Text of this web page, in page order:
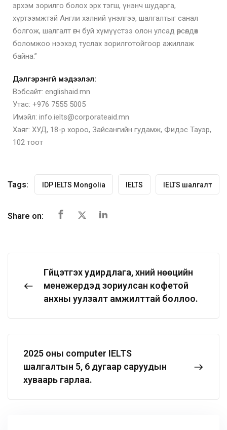
эрхэм зорилго болох эрх тэгш, үнэнч шударга,
хүртээмжтэй Англи хэлний үнэлгээ, шалгалтыг санал
болгож, шалгалт өгч буй хүмүүстээ олон улсад өрсөлдөх
боломжоо нээхэд туслах зорилготойгоор ажиллаж
байна.”
Дэлгэрэнгүй мэдээлэл:
Вэбсайт: englishaid.mn
Утас: +976 7555 5005
Имэйл: info.ielts@corporateaid.mn
Хаяг: ХУД, 18-р хороо, Зайсангийн гудамж, Фидэс Тауэр,
102 тоот
Tags: IDP IELTS Mongolia IELTS IELTS шалгалт
Share on:
Гүйцэтгэх удирдлага, хүний нөөцийн
менежерүүдэд зориулсан кофетой
анхны уулзалт амжилттай боллоо.
2025 оны computer IELTS
шалгалтын 5, 6 дугаар саруудын
хуваарь гарлаа.